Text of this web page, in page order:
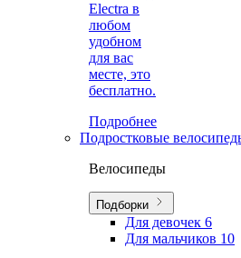
Electra в
любом
удобном
для вас
месте, это
бесплатно.
Подробнее
Подростковые
Велосипеды
Подборки
Для девочек 6
Для мальчиков 10